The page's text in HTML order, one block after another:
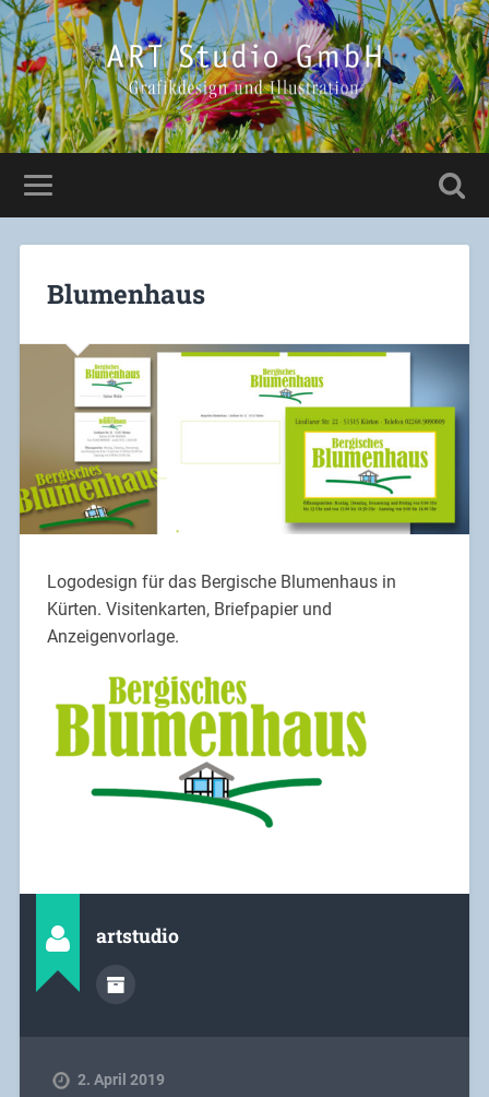
Blumenhaus
Logodesign für das Bergische Blumenhaus in
Kürten. Visitenkarten, Briefpapier und
Anzeigenvorlage.
artstudio
2. April 2019